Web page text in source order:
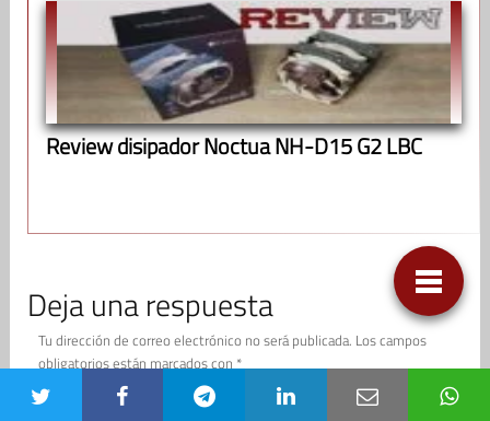
Review disipador Noctua NH-D15 G2 LBC
Deja una respuesta
Tu dirección de correo electrónico no será publicada. Los campos
obligatorios están marcados con *